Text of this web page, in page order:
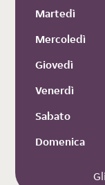
Martedì
Mercoledì
Giovedì
Venerdì
Sabato
Domenica